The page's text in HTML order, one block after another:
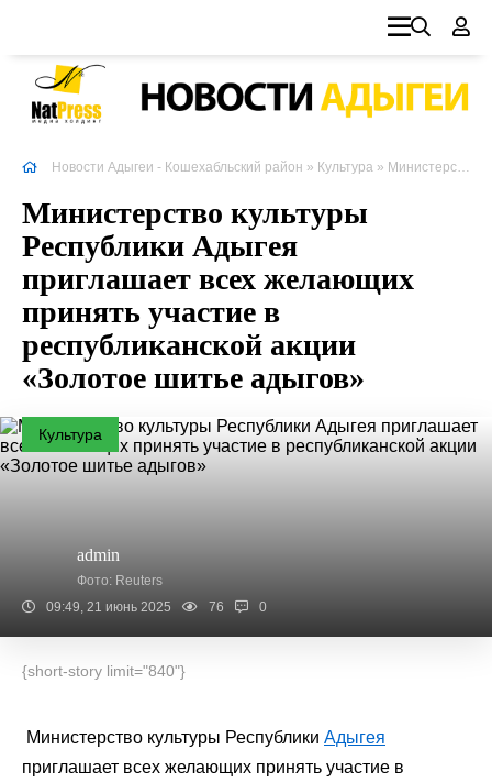
Новости Адыгеи - Кошехабльский район » Культура » Министерство культуры Республики
Министерство культуры
Республики Адыгея
приглашает всех желающих
принять участие в
республиканской акции
«Золотое шитье адыгов»
Культура
admin
Фото: Reuters
09:49, 21 июнь 2025
76 0
{short-story limit="840"}
Министерство культуры Республики Адыгея
приглашает всех желающих принять участие в